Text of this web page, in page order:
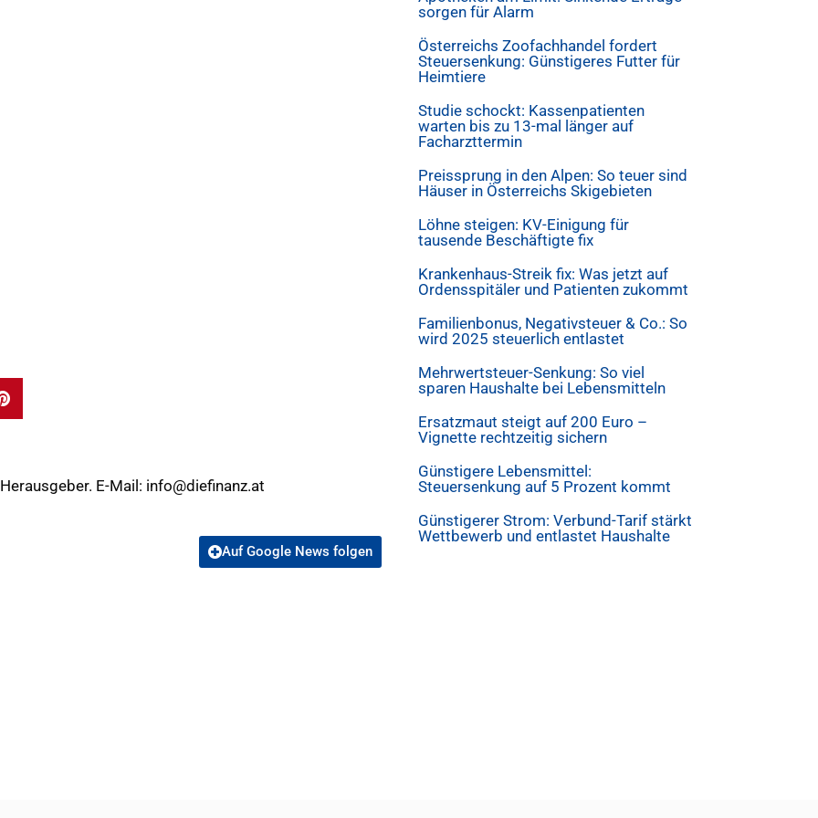
E-Mail: info@diefinanz.at
Auf Google News folgen
sorgen für Alarm
Österreichs Zoofachhandel fordert
Steuersenkung: Günstigeres Futter für
Heimtiere
Studie schockt: Kassenpatienten
warten bis zu 13-mal länger auf
Facharzttermin
Preissprung in den Alpen: So teuer sind
Häuser in Österreichs Skigebieten
Löhne steigen: KV-Einigung für
tausende Beschäftigte fix
Krankenhaus-Streik fix: Was jetzt auf
Ordensspitäler und Patienten zukommt
Familienbonus, Negativsteuer & Co.: So
wird 2025 steuerlich entlastet
Mehrwertsteuer-Senkung: So viel
sparen Haushalte bei Lebensmitteln
Ersatzmaut steigt auf 200 Euro –
Vignette rechtzeitig sichern
Günstigere Lebensmittel:
Steuersenkung auf 5 Prozent kommt
Günstigerer Strom: Verbund-Tarif stärkt
Wettbewerb und entlastet Haushalte